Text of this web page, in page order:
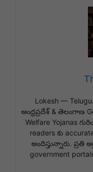
Lokesh —
ఆంధ్రప్రదేశ్ & తెలంగాణ
Welfare Yojanas
readers కు
అందిస్తున్నారు. ప్రతి
government